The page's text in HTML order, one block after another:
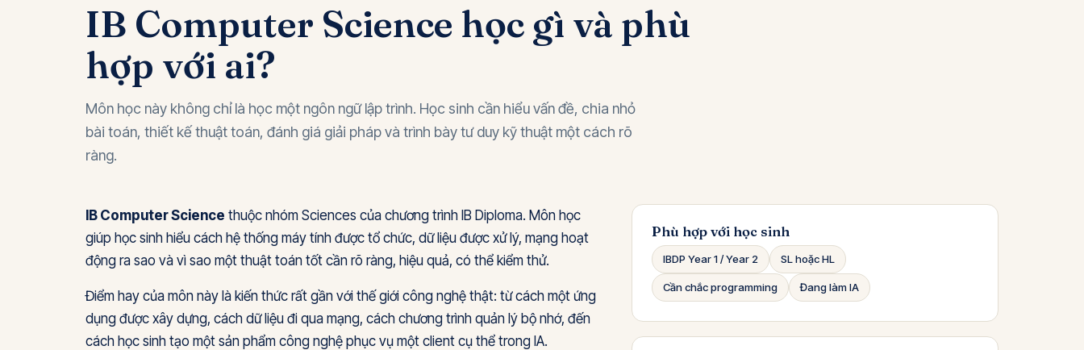
IB Computer Science học gì và phù
hợp với ai?
Môn học này không chỉ là học một ngôn ngữ lập trình. Học sinh cần hiểu vấn đề, chia nhỏ
bài toán, thiết kế thuật toán, đánh giá giải pháp và trình bày tư duy kỹ thuật một cách rõ
ràng.
IB Computer Science thuộc nhóm Sciences của chương trình IB Diploma. Môn học
giúp học sinh hiểu cách hệ thống máy tính được tổ chức, dữ liệu được xử lý, mạng hoạt
động ra sao và vì sao một thuật toán tốt cần rõ ràng, hiệu quả, có thể kiểm thử.
Điểm hay của môn này là kiến thức rất gần với thế giới công nghệ thật: từ cách một ứng
dụng được xây dựng, cách dữ liệu đi qua mạng, cách chương trình quản lý bộ nhớ, đến
cách học sinh tạo một sản phẩm công nghệ phục vụ một client cụ thể trong IA.
Phù hợp với học sinh
IBDP Year 1 / Year 2 SL hoặc HL
Cần chắc programming Đang làm IA